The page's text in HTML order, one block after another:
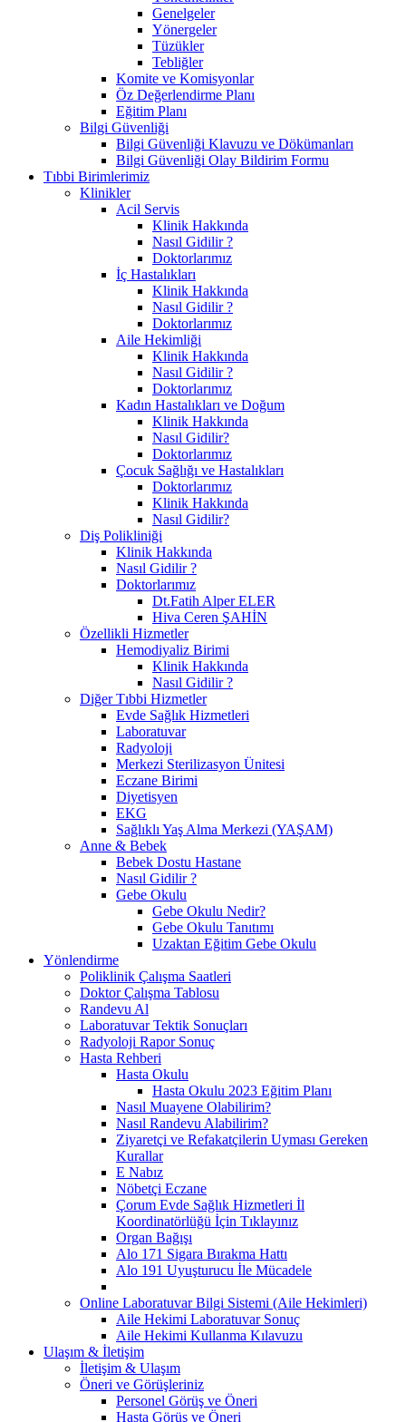
Genelgeler
Yönergeler
Tüzükler
Tebliğler
Komite ve Komisyonlar
Öz Değerlendirme Planı
Eğitim Planı
Bilgi Güvenliği
Bilgi Güvenliği Klavuzu ve Dökümanları
Bilgi Güvenliği Olay Bildirim Formu
Tıbbi Birimlerimiz
Klinikler
Acil Servis
Klinik Hakkında
Nasıl Gidilir ?
Doktorlarımız
İç Hastalıkları
Klinik Hakkında
Nasıl Gidilir ?
Doktorlarımız
Aile Hekimliği
Klinik Hakkında
Nasıl Gidilir ?
Doktorlarımız
Kadın Hastalıkları ve Doğum
Klinik Hakkında
Nasıl Gidilir?
Doktorlarımız
Çocuk Sağlığı ve Hastalıkları
Doktorlarımız
Klinik Hakkında
Nasıl Gidilir?
Diş Polikliniği
Klinik Hakkında
Nasıl Gidilir ?
Doktorlarımız
Dt.Fatih Alper ELER
Hiva Ceren ŞAHİN
Özellikli Hizmetler
Hemodiyaliz Birimi
Klinik Hakkında
Nasıl Gidilir ?
Diğer Tıbbi Hizmetler
Evde Sağlık Hizmetleri
Laboratuvar
Radyoloji
Merkezi Sterilizasyon Ünitesi
Eczane Birimi
Diyetisyen
EKG
Sağlıklı Yaş Alma Merkezi (YAŞAM)
Anne & Bebek
Bebek Dostu Hastane
Nasıl Gidilir ?
Gebe Okulu
Gebe Okulu Nedir?
Gebe Okulu Tanıtımı
Uzaktan Eğitim Gebe Okulu
Yönlendirme
Poliklinik Çalışma Saatleri
Doktor Çalışma Tablosu
Randevu Al
Laboratuvar Tektik Sonuçları
Radyoloji Rapor Sonuç
Hasta Rehberi
Hasta Okulu
Hasta Okulu 2023 Eğitim Planı
Nasıl Muayene Olabilirim?
Nasıl Randevu Alabilirim?
Ziyaretçi ve Refakatçilerin Uyması Gereken
Kurallar
E Nabız
Nöbetçi Eczane
Çorum Evde Sağlık Hizmetleri İl
Koordinatörlüğü İçin Tıklayınız
Organ Bağışı
Alo 171 Sigara Bırakma Hattı
Alo 191 Uyuşturucu İle Mücadele
Online Laboratuvar Bilgi Sistemi (Aile Hekimleri)
Aile Hekimi Laboratuvar Sonuç
Aile Hekimi Kullanma Kılavuzu
Ulaşım & İletişim
İletişim & Ulaşım
Öneri ve Görüşleriniz
Personel Görüş ve Öneri
Hasta Görüş ve Öneri